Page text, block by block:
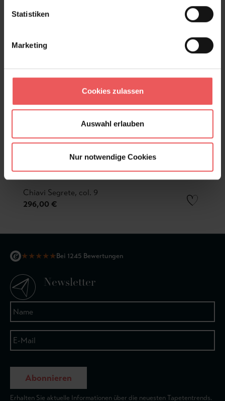
Statistiken
Marketing
Cookies zulassen
Auswahl erlauben
Nur notwendige Cookies
Chiavi Segrete, col. 9
296,00 €
★★★★★Bei 1245 Bewertungen
Newsletter
Abonnieren
Erhalten Sie aktuelle Informationen über die neuesten Tapetentrends.